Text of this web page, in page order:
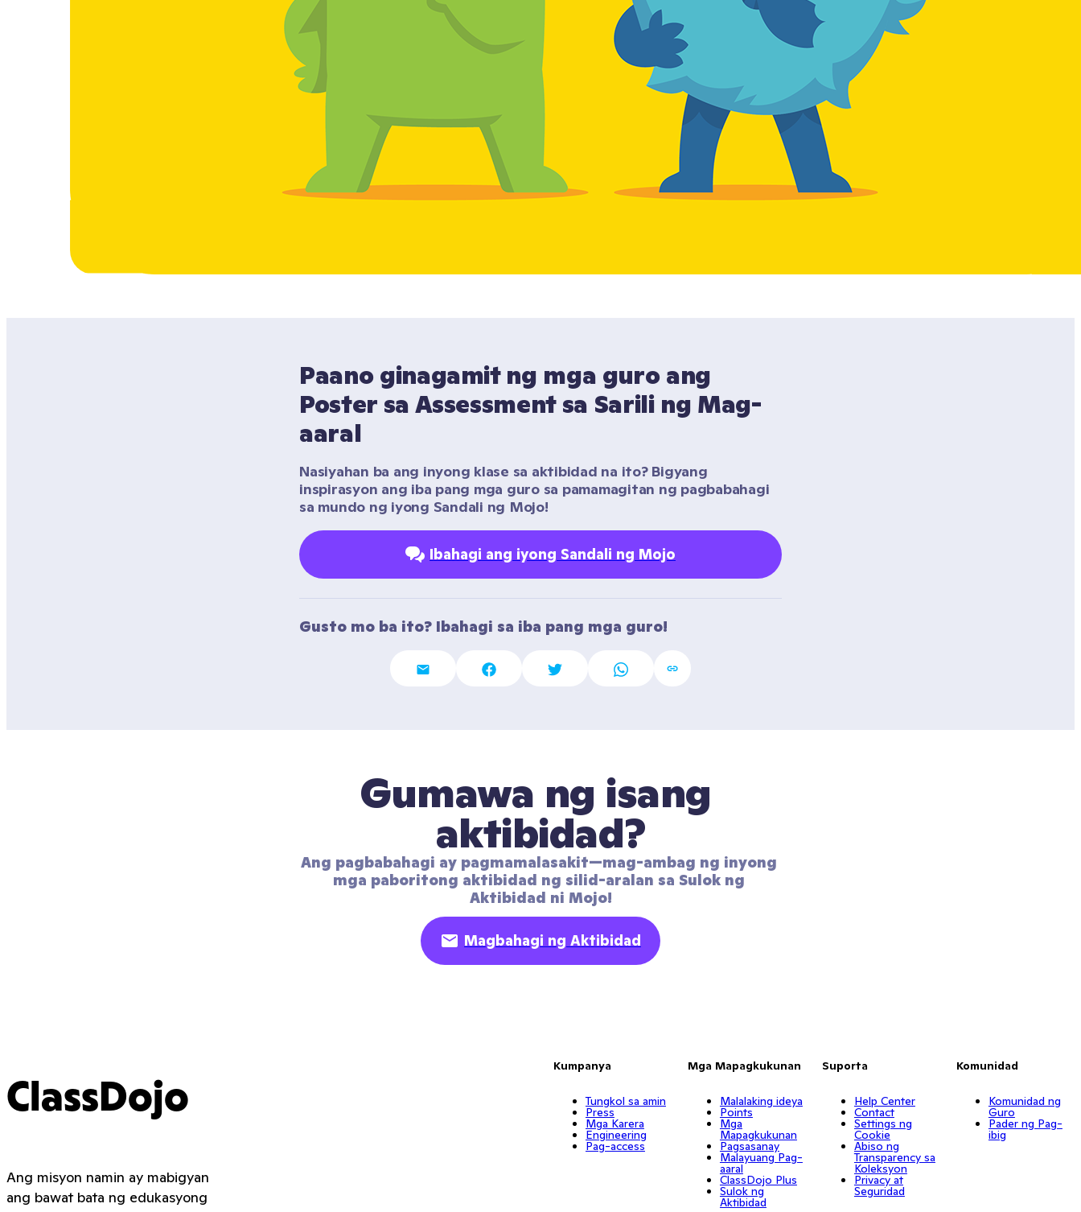
Paano ginagamit ng mga guro ang
Poster sa Assessment sa Sarili ng Mag-
aaral
Nasiyahan ba ang inyong klase sa aktibidad na ito? Bigyang
inspirasyon ang iba pang mga guro sa pamamagitan ng pagbabahagi
sa mundo ng iyong Sandali ng Mojo!
Ibahagi ang iyong Sandali ng Mojo
Gusto mo ba ito? Ibahagi sa iba pang mga guro!
Gumawa ng isang
aktibidad?
Ang pagbabahagi ay pagmamalasakit—mag-ambag ng inyong
mga paboritong aktibidad ng silid-aralan sa Sulok ng
Aktibidad ni Mojo!
Magbahagi ng Aktibidad
ClassDojo
Ang misyon namin ay mabigyan
ang bawat bata ng edukasyong
Kumpanya
Tungkol sa amin
Press
Mga Karera
Engineering
Pag-access
Mga Mapagkukunan
Malalaking ideya
Points
Mga
Mapagkukunan
Pagsasanay
Malayuang Pag-
aaral
ClassDojo Plus
Sulok ng
Aktibidad
Suporta
Help Center
Contact
Settings ng
Cookie
Abiso ng
Transparency sa
Koleksyon
Privacy at
Seguridad
Komunidad
Komunidad ng
Guro
Pader ng Pag-
ibig